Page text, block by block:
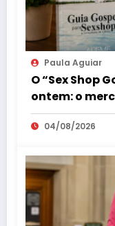
Paula Aguiar
O “Sex Shop
ontem: o
esse
década
04/08/2026